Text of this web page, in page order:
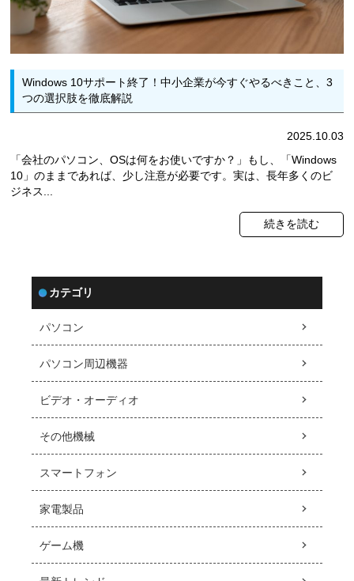
Windows 10サポート終了！中小企業が今すぐやるべきこと、3
つの選択肢を徹底解説
2025.10.03
「会社のパソコン、OSは何をお使いですか？」もし、「Windows
10」のままであれば、少し注意が必要です。実は、長年多くのビ
ジネス...
続きを読む
カテゴリ
パソコン
パソコン周辺機器
ビデオ・オーディオ
その他機械
スマートフォン
家電製品
ゲーム機